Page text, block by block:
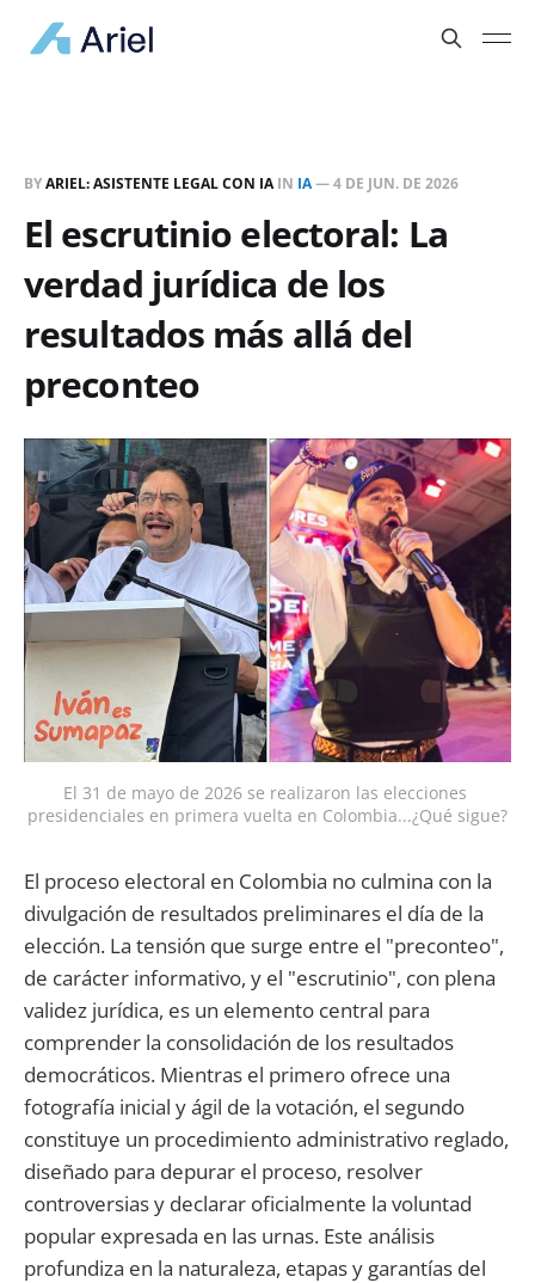
BYARIEL: ASISTENTE LEGAL CON IAIN IA—4 DE JUN. DE 2026
El escrutinio electoral: La
verdad jurídica de los
resultados más allá del
preconteo
El 31 de mayo de 2026 se realizaron las elecciones
presidenciales en primera vuelta en Colombia...¿Qué sigue?
El proceso electoral en Colombia no culmina con la
divulgación de resultados preliminares el día de la
elección. La tensión que surge entre el "preconteo",
de carácter informativo, y el "escrutinio", con plena
validez jurídica, es un elemento central para
comprender la consolidación de los resultados
democráticos. Mientras el primero ofrece una
fotografía inicial y ágil de la votación, el segundo
constituye un procedimiento administrativo reglado,
diseñado para depurar el proceso, resolver
controversias y declarar oficialmente la voluntad
popular expresada en las urnas. Este análisis
profundiza en la naturaleza, etapas y garantías del